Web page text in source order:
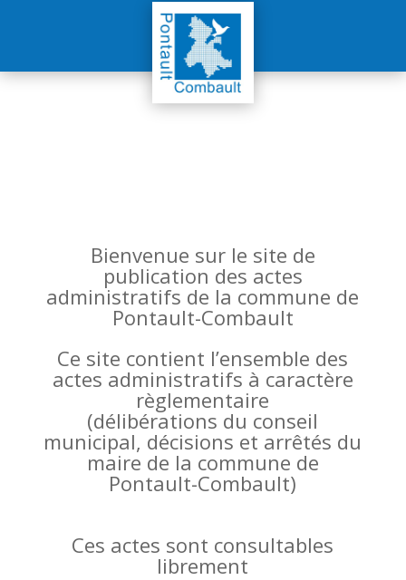
Bienvenue sur le site de
publication des actes
administratifs de la commune de
Pontault-Combault
Ce site contient l’ensemble des
actes administratifs à caractère
règlementaire
(délibérations du conseil
municipal, décisions et arrêtés du
maire de la commune de
Pontault-Combault)
Ces actes sont consultables
librement